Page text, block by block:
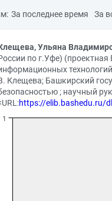
За последнее время За
Ульяна
по г.Уфе)
Клещева; Башкирский
; научный
https://elib.bashedu.ru/